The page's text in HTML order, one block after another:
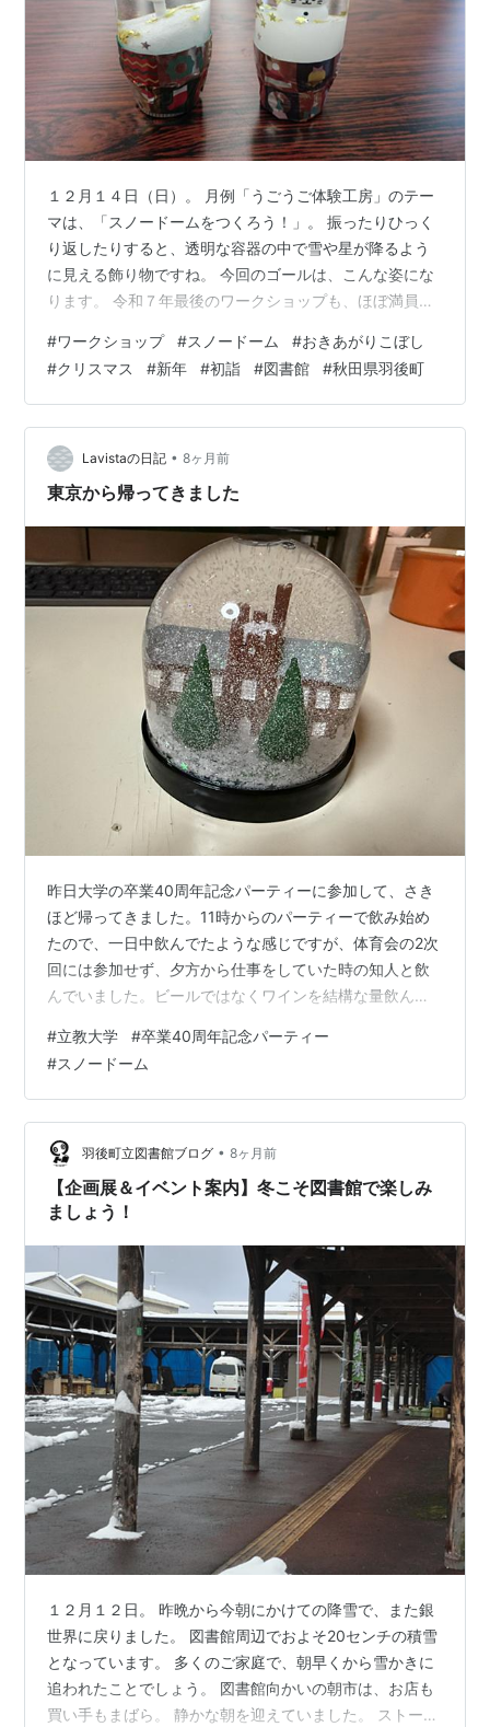
１２月１４日（日）。 月例「うごうご体験工房」のテー
マは、「スノードームをつくろう！」。 振ったりひっく
り返したりすると、透明な容器の中で雪や星が降るよう
に見える飾り物ですね。 今回のゴールは、こんな姿にな
ります。 令和７年最後のワークショップも、ほぼ満員の
分はクリスマス！ 「クリスマスに飾れる作品を作りた
い！」 子どもたちの意気込みが伝わってきます。 小さな
ビンに洗濯のりや水を注いだり、小さな星形のラメをピ
ンセットで入れたり。 子どもたちには繊細で緊張感のあ
る作業が続きました。 スポンジに刺したメインのキャラ
クターをグイッとビンに押し込めば…
#ワークショップ #スノードーム #おきあがりこぼし
#クリスマス #新年 #初詣 #図書館 #秋田県羽後町
Lavistaの日記 • 8ヶ月前
東京から帰ってきました
昨日大学の卒業40周年記念パーティーに参加して、さき
ほど帰ってきました。11時からのパーティーで飲み始め
たので、一日中飲んでたような感じですが、体育会の2次
回には参加せず、夕方から仕事をしていた時の知人と飲
んでいました。ビールではなくワインを結構な量飲んだ
す。 大学のパーティーの方は野球部の監督が同期なの
で、現状の母校のスポーツ入学についての話が興味深か
ったです。私たちが現役の頃にはスポーツ入学はなかっ
たので、野球も東大と最下位争いでしたし、箱根駅伝な
んて夢のまた夢でした。ただ現状のスポーツ入学は他大
学とは大きく違っているようで、スポーツ入学枠…
#立教大学 #卒業40周年記念パーティー
#スノードーム
羽後町立図書館ブログ • 8ヶ月前
【企画展＆イベント案内】冬こそ図書館で楽しみ
ましょう！
１２月１２日。 昨晩から今朝にかけての降雪で、また銀
世界に戻りました。 図書館周辺でおよそ20センチの積雪
となっています。 多くのご家庭で、朝早くから雪かきに
追われたことでしょう。 図書館向かいの朝市は、お店も
買い手もまばら。 静かな朝を迎えていました。 ストーブ